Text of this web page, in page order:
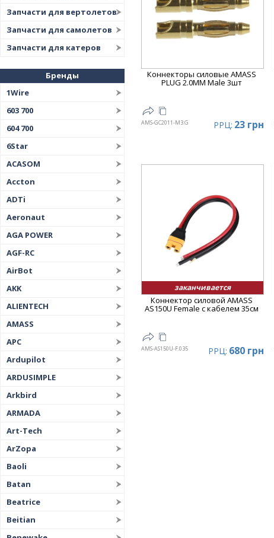
Запчасти для вертолетов
Запчасти для самолетов
Запчасти для катеров
Бренды
1Wire
603 700
604 700
6Star
ACASOM
Accton
ADTi
Aeronaut
AGA POWER
AGF-RC
AirBot
AKK
ALIENTECH
AMASS
APC
Ardupilot
ARDUSIMPLE
Arkbird
ARMADA
Art-Tech
ArZopa
Baoli
Batan
Beatrice
Beitian
Коннекторы силовые AMASS
PLUG 2.0MM Male 3шт
AMS-GC2011-M3.G РРЦ: 23 грн
заканчивается
Коннектор силовой AMASS
AS150U Female с кабелем 35см
AMS-AS150U-F.035 РРЦ: 680 грн